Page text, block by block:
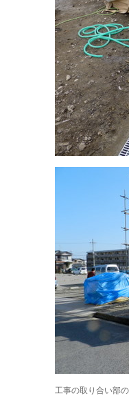
工事の取り合い部